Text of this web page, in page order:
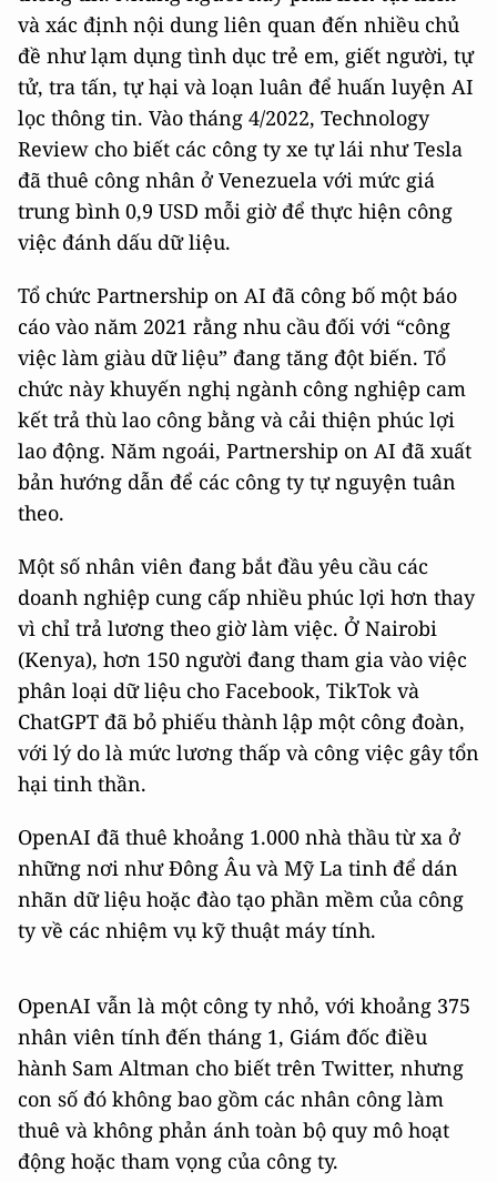
và xác định nội dung liên quan đến nhiều chủ
đề như lạm dụng tình dục trẻ em, giết người, tự
tử, tra tấn, tự hại và loạn luân để huấn luyện AI
lọc thông tin. Vào tháng 4/2022, Technology
Review cho biết các công ty xe tự lái như Tesla
đã thuê công nhân ở Venezuela với mức giá
trung bình 0,9 USD mỗi giờ để thực hiện công
việc đánh dấu dữ liệu.
Tổ chức Partnership on AI đã công bố một báo
cáo vào năm 2021 rằng nhu cầu đối với “công
việc làm giàu dữ liệu” đang tăng đột biến. Tổ
chức này khuyến nghị ngành công nghiệp cam
kết trả thù lao công bằng và cải thiện phúc lợi
lao động. Năm ngoái, Partnership on AI đã xuất
bản hướng dẫn để các công ty tự nguyện tuân
theo.
Một số nhân viên đang bắt đầu yêu cầu các
doanh nghiệp cung cấp nhiều phúc lợi hơn thay
vì chỉ trả lương theo giờ làm việc. Ở Nairobi
(Kenya), hơn 150 người đang tham gia vào việc
phân loại dữ liệu cho Facebook, TikTok và
ChatGPT đã bỏ phiếu thành lập một công đoàn,
với lý do là mức lương thấp và công việc gây tổn
hại tinh thần.
OpenAI đã thuê khoảng 1.000 nhà thầu từ xa ở
những nơi như Đông Âu và Mỹ La tinh để dán
nhãn dữ liệu hoặc đào tạo phần mềm của công
ty về các nhiệm vụ kỹ thuật máy tính.
OpenAI vẫn là một công ty nhỏ, với khoảng 375
nhân viên tính đến tháng 1, Giám đốc điều
hành Sam Altman cho biết trên Twitter, nhưng
con số đó không bao gồm các nhân công làm
thuê và không phản ánh toàn bộ quy mô hoạt
động hoặc tham vọng của công ty.